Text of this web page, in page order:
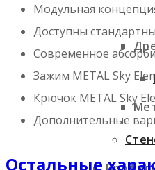
Модульная
Доступны
Современное
Зажим METAL Sky
Крючок METAL Sky
Дополнительные
Остальные